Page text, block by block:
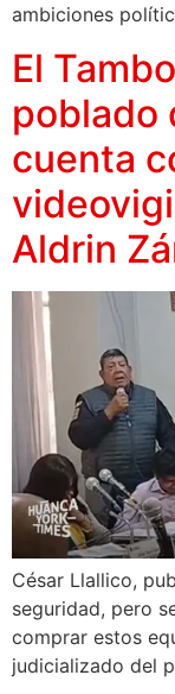
ambiciones
El
poblado
cuenta
Aldrin
César Llallico,
seguridad, pero
comprar estos
judicializado del